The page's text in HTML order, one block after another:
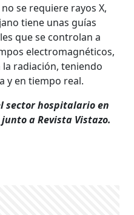
se requiere rayos X,
tiene unas guías
que se controlan a
electromagnéticos,
radiación, teniendo
y en tiempo real.
sector hospitalario en
a Revista Vistazo.